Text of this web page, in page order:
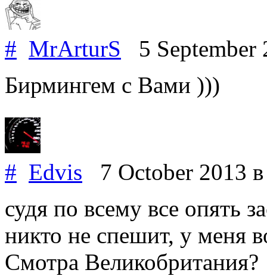
# MrArturS 5 September
Бирмингем с Вами )))
# Edvis 7 October 2013
судя по всему все опять
никто не спешит, у меня
Смотра Великобритания?